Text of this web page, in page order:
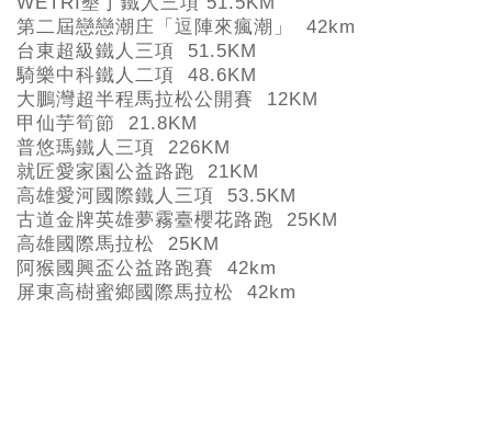
第二屆戀戀潮庄「逗陣來瘋潮」 42km
台東超級鐵人三項 51.5KM
騎樂中科鐵人二項 48.6KM
大鵬灣超半程馬拉松公開賽 12KM
甲仙芋筍節 21.8KM
普悠瑪鐵人三項 226KM
就匠愛家園公益路跑 21KM
高雄愛河國際鐵人三項 53.5KM
古道金牌英雄夢霧臺櫻花路跑 25KM
高雄國際馬拉松 25KM
阿猴國興盃公益路跑賽 42km
屏東高樹蜜鄉國際馬拉松 42km